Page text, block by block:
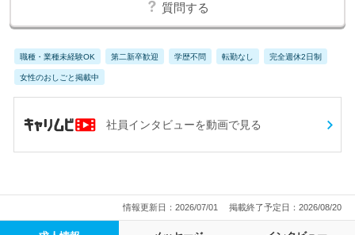
質問する
職種・業種未経験OK 第二新卒歓迎 学歴不問 転勤なし 完全週休2日制
女性のおしごと掲載中
社員インタビューを動画で見る
情報更新日：2026/07/01 掲載終了予定日：2026/08/20